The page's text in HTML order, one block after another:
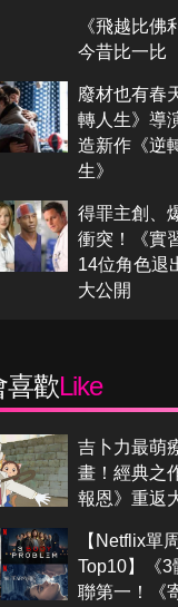
《飛越比佛
今昔比一比
廢材也有春
轉人生》導
造新作《逆
生》
得罪主創、
衝突！《實
14位角色退
大公開
喜歡Like
吉卜力最萌
畫！經典之
報恩》重返
【Netflix單
Top10】《3
聯第一！《